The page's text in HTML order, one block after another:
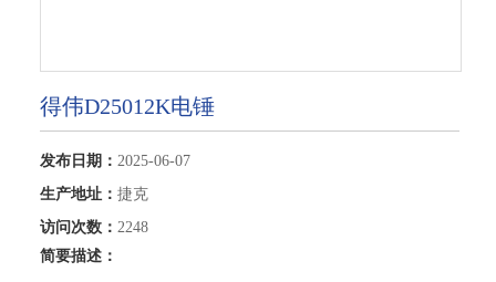
得伟D25012K电锤
发布日期： 2025-06-07
生产地址： 捷克
访问次数： 2248
简要描述：